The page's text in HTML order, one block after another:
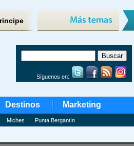
Síguenos en:
Destinos Marketing
Miches Punta Bergantín